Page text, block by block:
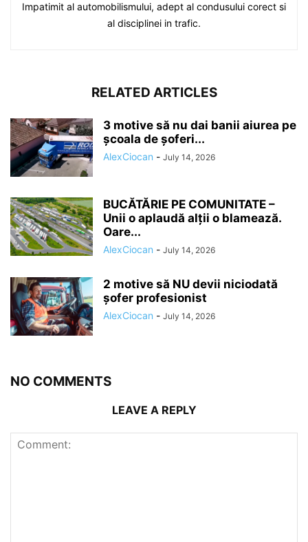
Impatimit al automobilismului, adept al condusului corect si
al disciplinei in trafic.
RELATED ARTICLES
3 motive să nu dai banii aiurea pe
școala de șoferi...
AlexCiocan - July 14, 2026
BUCĂTĂRIE PE COMUNITATE –
Unii o aplaudă alții o blamează.
Oare...
AlexCiocan - July 14, 2026
2 motive să NU devii niciodată
șofer profesionist
AlexCiocan - July 14, 2026
NO COMMENTS
LEAVE A REPLY